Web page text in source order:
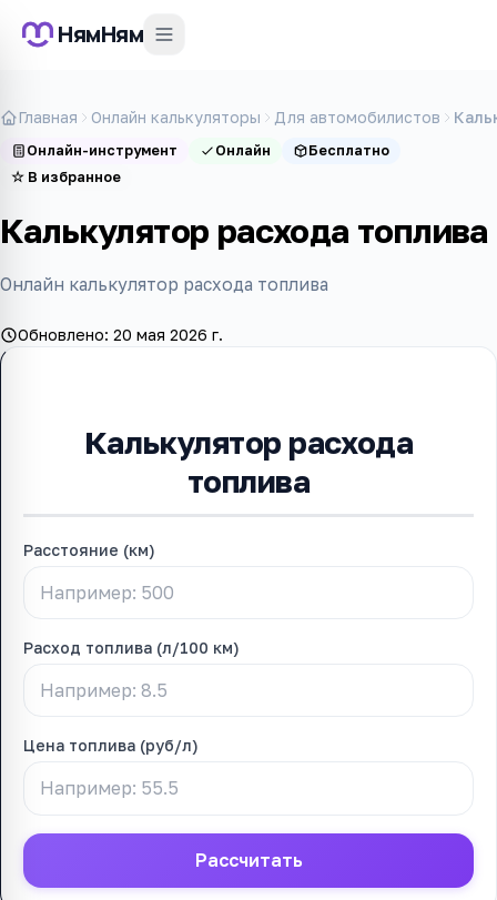
НямНям
Главная Онлайн калькуляторы Для автомобилистов
Онлайн-инструмент Онлайн
Бесплатно
☆ В избранное
Калькулятор расхода топлива
Онлайн калькулятор расхода топлива
Обновлено: 20 мая 2026 г.
Калькулятор расхода
топлива
Расстояние (км)
Расход топлива (л/100 км)
Цена топлива (руб/л)
Рассчитать